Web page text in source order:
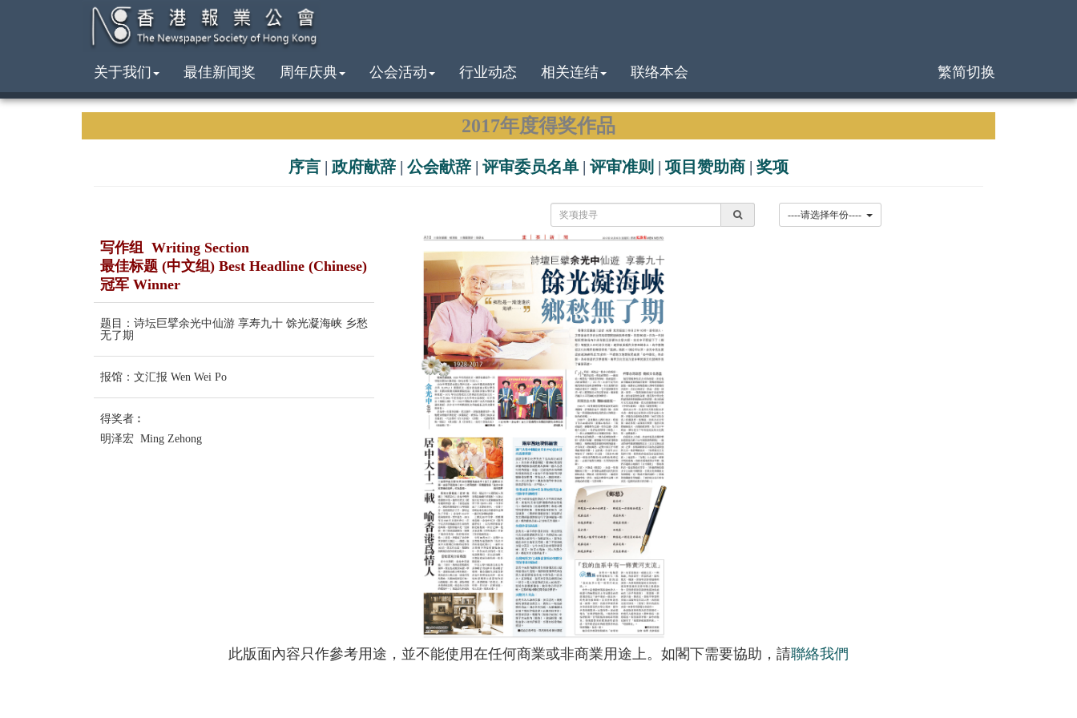
关于我们 最佳新闻奖 周年庆典 公会活动 行业动态 相关连结 联络本会 繁简切换
2017年度得奖作品
序言 | 政府献辞 | 公会献辞 | 评审委员名单 | 评审准则 | 项目赞助商 | 奖项
写作组 Writing Section
最佳标题 (中文组) Best Headline (Chinese)
冠军 Winner
题目：诗坛巨擘余光中仙游 享寿九十 馀光凝海峡 乡愁
无了期
报馆：文汇报 Wen Wei Po
得奖者︰
明泽宏 Ming Zehong
此版面內容只作參考用途，並不能使用在任何商業或非商業用途上。如閣下需要協助，請聯絡我們